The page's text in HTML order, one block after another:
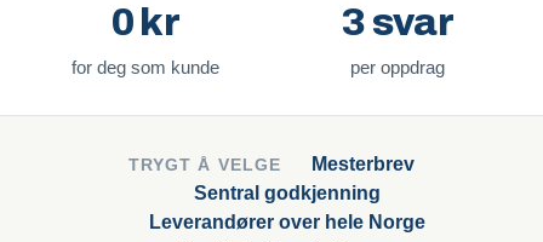
0 kr
for deg som kunde
3 svar
per oppdrag
TRYGT Å VELGE
Mesterbrev
Sentral godkjenning
Leverandører over hele Norge